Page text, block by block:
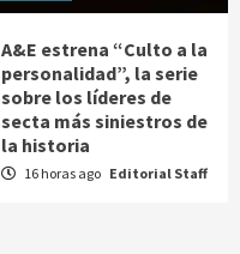
A&E estrena “Culto a la
personalidad”, la serie
sobre los líderes de
secta más siniestros de
la historia
16 horas ago Editorial Staff